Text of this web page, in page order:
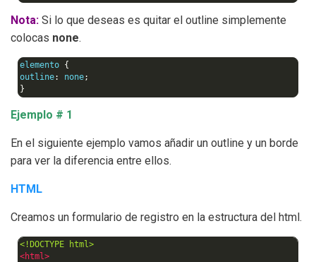
Nota: Si lo que deseas es quitar el outline simplemente
colocas none.
elemento {
outline: none;
}
Ejemplo # 1
En el siguiente ejemplo vamos añadir un outline y un borde
para ver la diferencia entre ellos.
HTML
Creamos un formulario de registro en la estructura del html.
<!DOCTYPE html>
<html>